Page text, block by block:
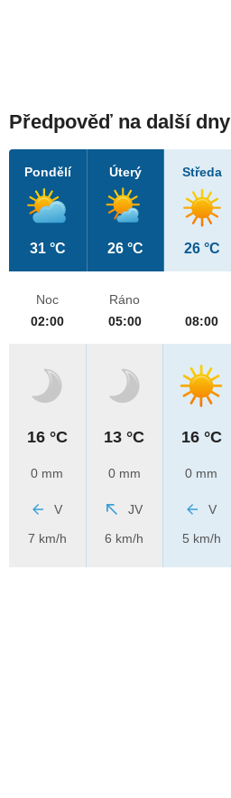
Předpověď na další dny
Pondělí
31 °C
Úterý
26 °C
Středa
26 °C
Noc
02:00
16 °C
0 mm
V
7 km/h
Ráno
05:00
13 °C
0 mm
JV
6 km/h
08:00
16 °C
0 mm
V
5 km/h